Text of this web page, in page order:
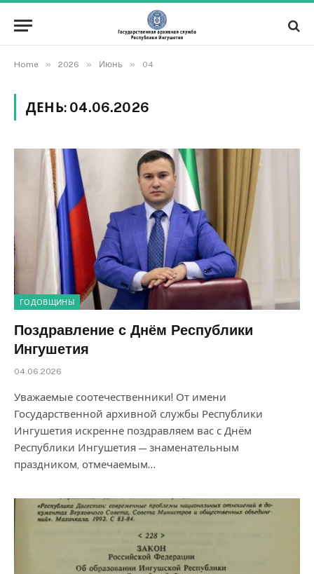
Home » 2026 » Июнь » 04
ДЕНЬ: 04.06.2026
ГОДОВЩИНЫ
Поздравление с Днём Республики
Ингушетия
04.06.2026
Уважаемые соотечественники! От имени
Государственной архивной службы Республики
Ингушетия искренне поздравляем вас с Днём
Республики Ингушетия — знаменательным
праздником, отмечаемым…